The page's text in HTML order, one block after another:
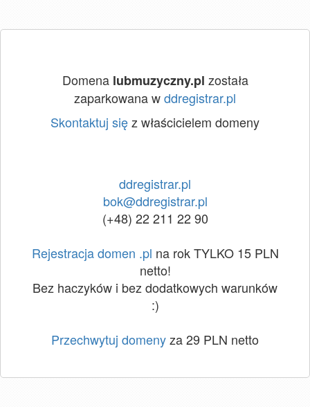
Domena lubmuzyczny.pl została
zaparkowana wddregistrar.pl
Skontaktuj sięz właścicielem domeny
ddregistrar.pl
bok@ddregistrar.pl
(+48) 22 211 22 90
Rejestracja domen .pl na rok TYLKO 15 PLN
netto!
Bez haczyków i bez dodatkowych warunków
:)
Przechwytuj domenyza 29 PLN netto